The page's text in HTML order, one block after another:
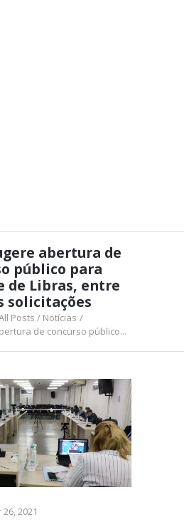
abertura de
público para
de Libras, entre
solicitações
Posts
Notícias
de concurso público...
2021